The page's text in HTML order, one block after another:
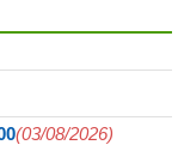
(03/08/2026)